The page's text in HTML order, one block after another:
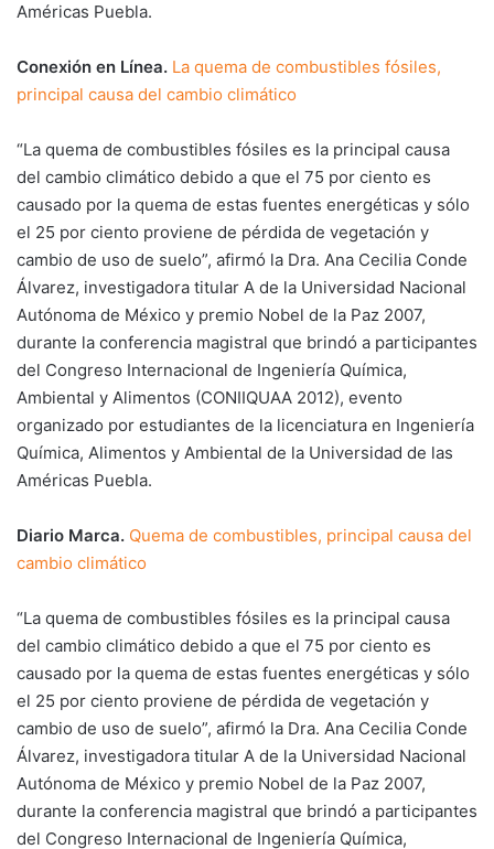
Américas Puebla.
Conexión en Línea. La quema de combustibles fósiles,
principal causa del cambio climático
“La quema de combustibles fósiles es la principal causa
del cambio climático debido a que el 75 por ciento es
causado por la quema de estas fuentes energéticas y sólo
el 25 por ciento proviene de pérdida de vegetación y
cambio de uso de suelo”, afirmó la Dra. Ana Cecilia Conde
Álvarez, investigadora titular A de la Universidad Nacional
Autónoma de México y premio Nobel de la Paz 2007,
durante la conferencia magistral que brindó a participantes
del Congreso Internacional de Ingeniería Química,
Ambiental y Alimentos (CONIIQUAA 2012), evento
organizado por estudiantes de la licenciatura en Ingeniería
Química, Alimentos y Ambiental de la Universidad de las
Américas Puebla.
Diario Marca. Quema de combustibles, principal causa del
cambio climático
“La quema de combustibles fósiles es la principal causa
del cambio climático debido a que el 75 por ciento es
causado por la quema de estas fuentes energéticas y sólo
el 25 por ciento proviene de pérdida de vegetación y
cambio de uso de suelo”, afirmó la Dra. Ana Cecilia Conde
Álvarez, investigadora titular A de la Universidad Nacional
Autónoma de México y premio Nobel de la Paz 2007,
durante la conferencia magistral que brindó a participantes
del Congreso Internacional de Ingeniería Química,